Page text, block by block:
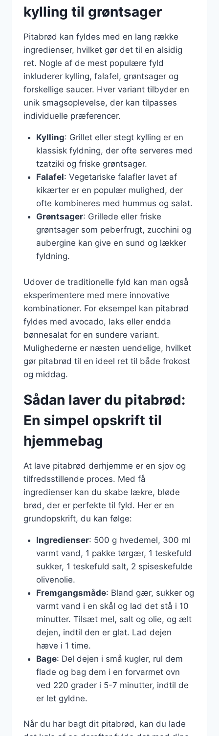
kylling til grøntsager
Pitabrød kan fyldes med en lang række
ingredienser, hvilket gør det til en alsidig
ret. Nogle af de mest populære fyld
inkluderer kylling, falafel, grøntsager og
forskellige saucer. Hver variant tilbyder en
unik smagsoplevelse, der kan tilpasses
individuelle præferencer.
Kylling: Grillet eller stegt kylling er en
klassisk fyldning, der ofte serveres med
tzatziki og friske grøntsager.
Falafel: Vegetariske falafler lavet af
kikærter er en populær mulighed, der
ofte kombineres med hummus og salat.
Grøntsager: Grillede eller friske
grøntsager som peberfrugt, zucchini og
aubergine kan give en sund og lækker
fyldning.
Udover de traditionelle fyld kan man også
eksperimentere med mere innovative
kombinationer. For eksempel kan pitabrød
fyldes med avocado, laks eller endda
bønnesalat for en sundere variant.
Mulighederne er næsten uendelige, hvilket
gør pitabrød til en ideel ret til både frokost
og middag.
Sådan laver du pitabrød:
En simpel opskrift til
hjemmebag
At lave pitabrød derhjemme er en sjov og
tilfredsstillende proces. Med få
ingredienser kan du skabe lækre, bløde
brød, der er perfekte til fyld. Her er en
grundopskrift, du kan følge:
Ingredienser: 500 g hvedemel, 300 ml
varmt vand, 1 pakke tørgær, 1 teskefuld
sukker, 1 teskefuld salt, 2 spiseskefulde
olivenolie.
Fremgangsmåde: Bland gær, sukker og
varmt vand i en skål og lad det stå i 10
minutter. Tilsæt mel, salt og olie, og ælt
dejen, indtil den er glat. Lad dejen
hæve i 1 time.
Bage: Del dejen i små kugler, rul dem
flade og bag dem i en forvarmet ovn
ved 220 grader i 5-7 minutter, indtil de
er let gyldne.
Når du har bagt dit pitabrød, kan du lade